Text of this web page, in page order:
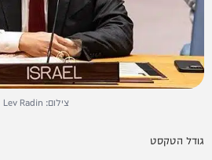
צילום: Lev Radin
גודל הטקסט